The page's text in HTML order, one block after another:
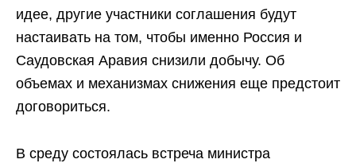
идее, другие участники соглашения будут
настаивать на том, чтобы именно Россия и
Саудовская Аравия снизили добычу. Об
объемах и механизмах снижения еще предстоит
договориться.
В среду состоялась встреча министра